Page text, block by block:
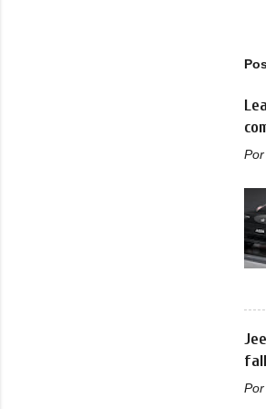
Por
Por